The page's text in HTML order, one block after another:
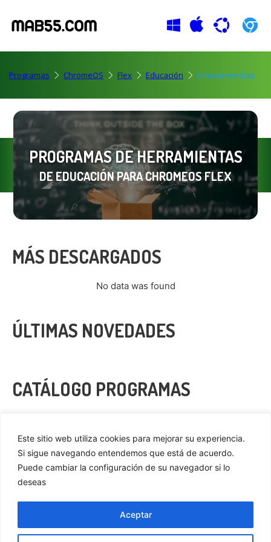
Este sitio web utiliza cookies para mejorar su experiencia.
Si sigue navegando entendemos que está de acuerdo.
Puede cambiar la configuración de su navegador si lo
deseas
Aceptar
Programas ChromeOS Flex Educación Herramientas
PROGRAMAS DE HERRAMIENTAS
DE EDUCACIÓN PARA CHROMEOS FLEX
MÁS DESCARGADOS
No data was found
ÚLTIMAS NOVEDADES
CATÁLOGO PROGRAMAS
Cookies
Aviso Legal